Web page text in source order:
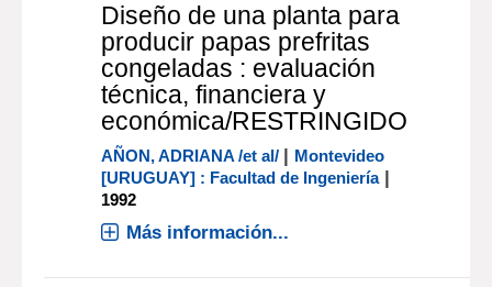
Diseño de una planta para
producir papas prefritas
congeladas : evaluación
técnica, financiera y
económica/RESTRINGIDO
AÑON, ADRIANA /et al/ | Montevideo
[URUGUAY] : Facultad de Ingeniería|
1992
Más información...